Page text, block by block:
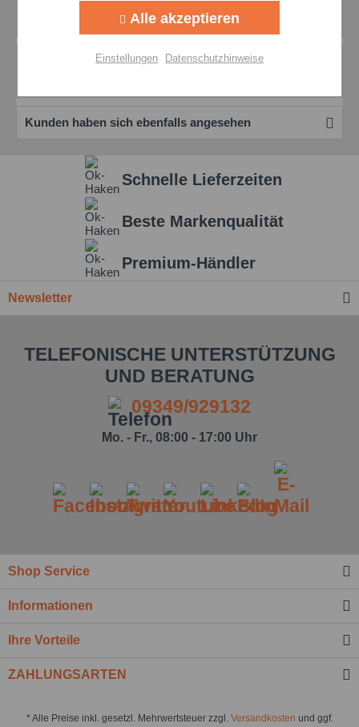
genommen.*
Elektronik und Kommunikation...mehr
Bewertungen
0
Kunden haben sich ebenfalls angesehen
Schnelle Lieferzeiten
Beste Markenqualität
Premium-Händler
Newsletter
TELEFONISCHE UNTERSTÜTZUNG
UND BERATUNG
09349/929132
Mo. - Fr., 08:00 - 17:00 Uhr
Shop Service
Informationen
Ihre Vorteile
ZAHLUNGSARTEN
* Alle Preise inkl. gesetzl. Mehrwertsteuer zzgl. Versandkosten und ggf.
Personalisierung Aktiv
Alle akzeptieren
Einstellungen Datenschutzhinweise